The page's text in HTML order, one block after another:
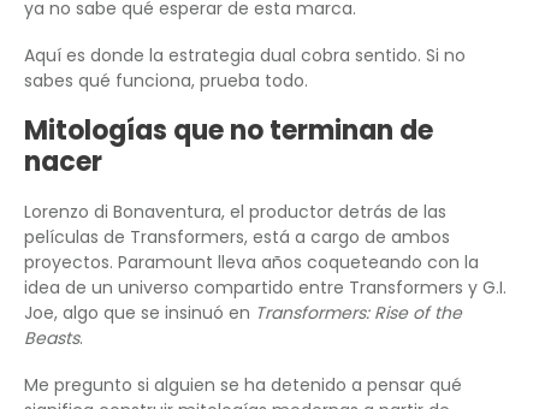
ya no sabe qué esperar de esta marca.
Aquí es donde la estrategia dual cobra sentido. Si no
sabes qué funciona, prueba todo.
Mitologías que no terminan de
nacer
Lorenzo di Bonaventura, el productor detrás de las
películas de Transformers, está a cargo de ambos
proyectos. Paramount lleva años coqueteando con la
idea de un universo compartido entre Transformers y G.I.
Joe, algo que se insinuó en Transformers: Rise of the
Beasts.
Me pregunto si alguien se ha detenido a pensar qué